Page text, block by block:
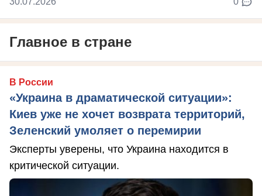
Главное в стране
В России
«Украина в драматической ситуации»:
Киев уже не хочет возврата территорий,
Зеленский умоляет о перемирии
Эксперты уверены, что Украина находится в
критической ситуации.